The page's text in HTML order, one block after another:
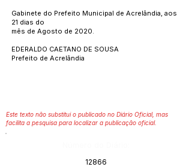
Gabinete do Prefeito Municipal de Acrelândia, aos
21 dias do
mês de Agosto de 2020.
EDERALDO CAETANO DE SOUSA
Prefeito de Acrelândia
Este texto não substitui o publicado no Diário Oficial, mas
facilita a pesquisa para localizar a publicação oficial.
12866